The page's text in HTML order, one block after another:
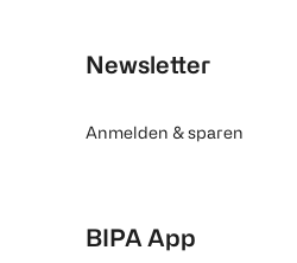
Newsletter
Anmelden & sparen
BIPA App